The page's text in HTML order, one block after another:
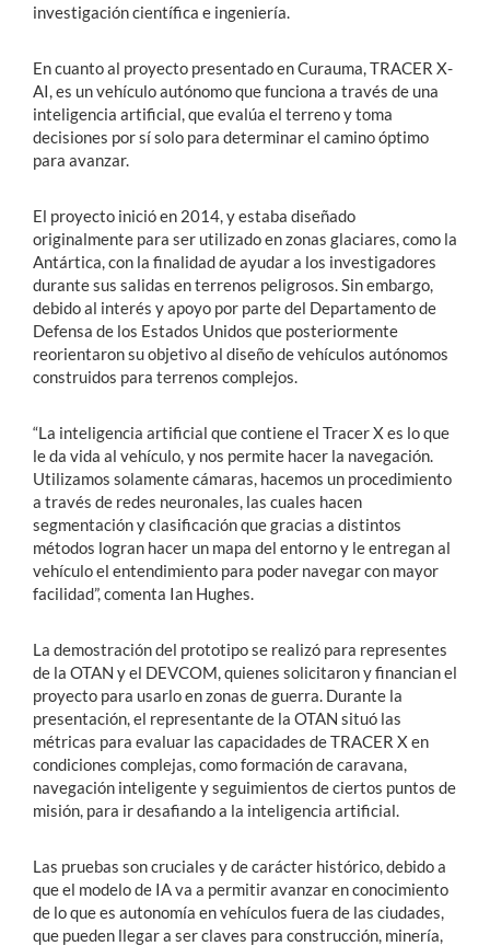
investigación científica e ingeniería.
En cuanto al proyecto presentado en Curauma, TRACER X-
AI, es un vehículo autónomo que funciona a través de una
inteligencia artificial, que evalúa el terreno y toma
decisiones por sí solo para determinar el camino óptimo
para avanzar.
El proyecto inició en 2014, y estaba diseñado
originalmente para ser utilizado en zonas glaciares, como la
Antártica, con la finalidad de ayudar a los investigadores
durante sus salidas en terrenos peligrosos. Sin embargo,
debido al interés y apoyo por parte del Departamento de
Defensa de los Estados Unidos que posteriormente
reorientaron su objetivo al diseño de vehículos autónomos
construidos para terrenos complejos.
“La inteligencia artificial que contiene el Tracer X es lo que
le da vida al vehículo, y nos permite hacer la navegación.
Utilizamos solamente cámaras, hacemos un procedimiento
a través de redes neuronales, las cuales hacen
segmentación y clasificación que gracias a distintos
métodos logran hacer un mapa del entorno y le entregan al
vehículo el entendimiento para poder navegar con mayor
facilidad”, comenta Ian Hughes.
La demostración del prototipo se realizó para representes
de la OTAN y el DEVCOM, quienes solicitaron y financian el
proyecto para usarlo en zonas de guerra. Durante la
presentación, el representante de la OTAN situó las
métricas para evaluar las capacidades de TRACER X en
condiciones complejas, como formación de caravana,
navegación inteligente y seguimientos de ciertos puntos de
misión, para ir desafiando a la inteligencia artificial.
Las pruebas son cruciales y de carácter histórico, debido a
que el modelo de IA va a permitir avanzar en conocimiento
de lo que es autonomía en vehículos fuera de las ciudades,
que pueden llegar a ser claves para construcción, minería,